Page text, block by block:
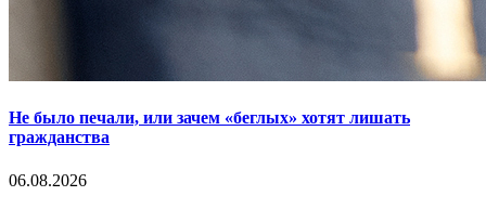
Не было печали, или зачем «беглых» хотят лишать
гражданства
06.08.2026